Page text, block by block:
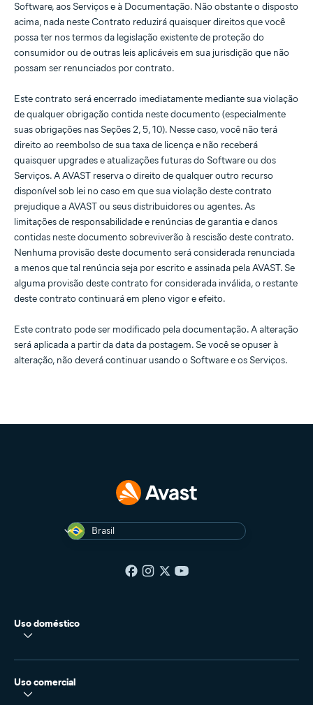
Software, aos Serviços e à Documentação. Não obstante o disposto
acima, nada neste Contrato reduzirá quaisquer direitos que você
possa ter nos termos da legislação existente de proteção do
consumidor ou de outras leis aplicáveis em sua jurisdição que não
possam ser renunciados por contrato.
Este contrato será encerrado imediatamente mediante sua violação
de qualquer obrigação contida neste documento (especialmente
suas obrigações nas Seções 2, 5, 10). Nesse caso, você não terá
direito ao reembolso de sua taxa de licença e não receberá
quaisquer upgrades e atualizações futuras do Software ou dos
Serviços. A AVAST reserva o direito de qualquer outro recurso
disponível sob lei no caso em que sua violação deste contrato
prejudique a AVAST ou seus distribuidores ou agentes. As
limitações de responsabilidade e renúncias de garantia e danos
contidas neste documento sobreviverão à rescisão deste contrato.
Nenhuma provisão deste documento será considerada renunciada
a menos que tal renúncia seja por escrito e assinada pela AVAST. Se
alguma provisão deste contrato for considerada inválida, o restante
deste contrato continuará em pleno vigor e efeito.
Este contrato pode ser modificado pela documentação. A alteração
será aplicada a partir da data da postagem. Se você se opuser à
alteração, não deverá continuar usando o Software e os Serviços.
Brasil
Uso doméstico
Uso comercial